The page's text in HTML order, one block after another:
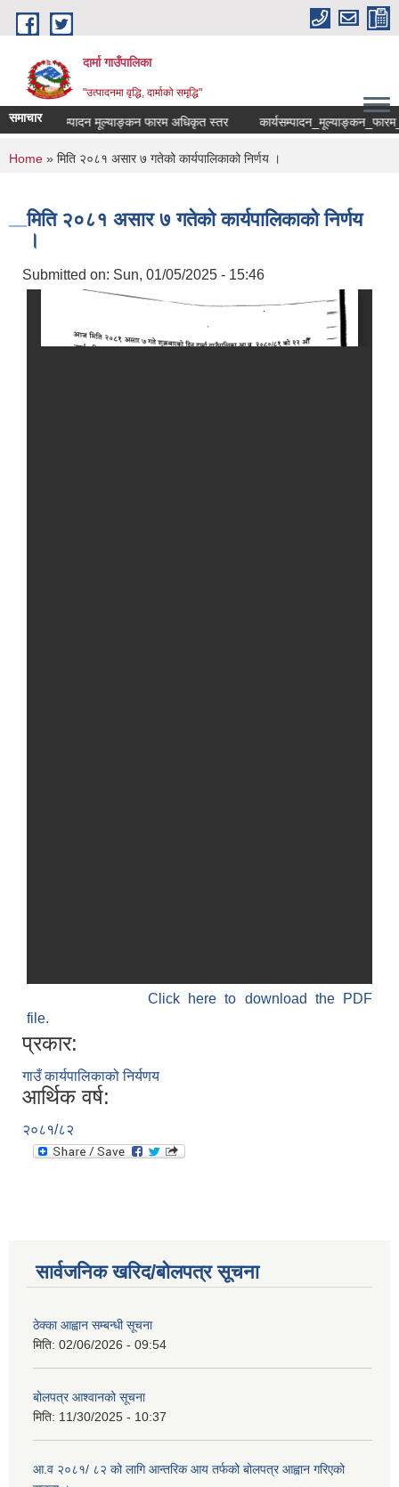
Skip to main content
दार्मा गाउँपालिका
"उत्पादनमा वृद्धि, दार्माको समृद्धि"
समाचार
कार्यसम्पादन मूल्याङ्कन फारम अधिकृत स्तर
You are here
Home » मिति २०८१ असार ७ गतेको कार्यपालिकाको निर्णय ।
मिति २०८१ असार ७ गतेको कार्यपालिकाको निर्णय
।
Submitted on: Sun, 01/05/2025 - 15:46
Click here to download the PDF
file.
प्रकार:
गाउँ कार्यपालिकाको निर्यणय
आर्थिक वर्ष:
२०८१/८२
सार्वजनिक खरिद/बोलपत्र सूचना
ठेक्का आह्वान सम्बन्धी सूचना
मिति: 02/06/2026 - 09:54
बोलपत्र आश्वानको सूचना
मिति: 11/30/2025 - 10:37
आ.व २०८१/ ८२ को लागि आन्तरिक आय तर्फको बोलपत्र आह्वान गरिएको